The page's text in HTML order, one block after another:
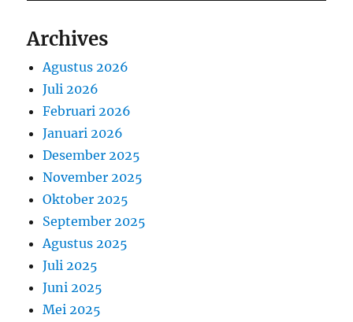
Archives
Agustus 2026
Juli 2026
Februari 2026
Januari 2026
Desember 2025
November 2025
Oktober 2025
September 2025
Agustus 2025
Juli 2025
Juni 2025
Mei 2025